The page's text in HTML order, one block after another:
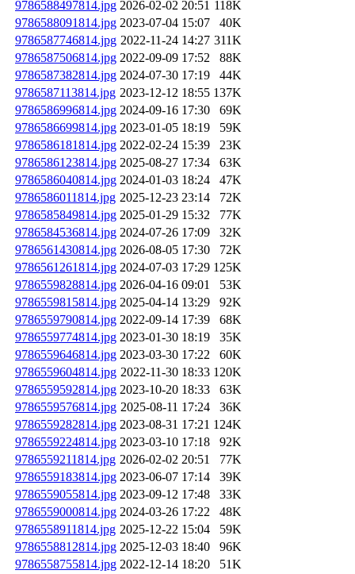
9786588497814.jpg 2026-02-02 20:51 118K
9786588091814.jpg 2023-07-04 15:07
40K
9786587746814.jpg 2022-11-24 14:27 311K
9786587506814.jpg 2022-09-09 17:52
88K
9786587382814.jpg 2024-07-30 17:19
44K
9786587113814.jpg 2023-12-12 18:55 137K
9786586996814.jpg 2024-09-16 17:30
69K
9786586699814.jpg 2023-01-05 18:19
59K
9786586181814.jpg 2022-02-24 15:39
23K
9786586123814.jpg 2025-08-27 17:34
63K
9786586040814.jpg 2024-01-03 18:24
47K
9786586011814.jpg 2025-12-23 23:14
72K
9786585849814.jpg 2025-01-29 15:32
77K
9786584536814.jpg 2024-07-26 17:09
32K
9786561430814.jpg 2026-08-05 17:30
72K
9786561261814.jpg 2024-07-03 17:29 125K
9786559828814.jpg 2026-04-16 09:01
53K
9786559815814.jpg 2025-04-14 13:29
92K
9786559790814.jpg 2022-09-14 17:39
68K
9786559774814.jpg 2023-01-30 18:19
35K
9786559646814.jpg 2023-03-30 17:22
60K
9786559604814.jpg 2022-11-30 18:33 120K
9786559592814.jpg 2023-10-20 18:33
63K
9786559576814.jpg 2025-08-11 17:24
36K
9786559282814.jpg 2023-08-31 17:21 124K
9786559224814.jpg 2023-03-10 17:18
92K
9786559211814.jpg 2026-02-02 20:51
77K
9786559183814.jpg 2023-06-07 17:14
39K
9786559055814.jpg 2023-09-12 17:48
33K
9786559000814.jpg 2024-03-26 17:22
48K
9786558911814.jpg 2025-12-22 15:04
59K
9786558812814.jpg 2025-12-03 18:40
96K
9786558755814.jpg 2022-12-14 18:20
51K